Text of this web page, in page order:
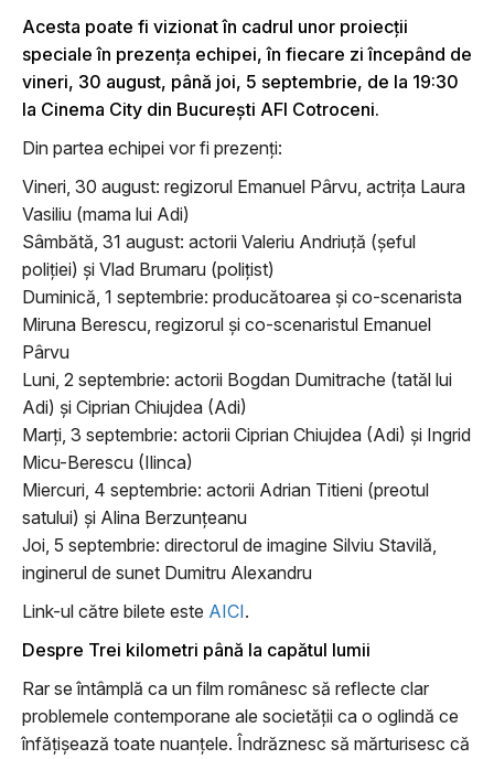
Acesta poate fi vizionat în cadrul unor proiecții
speciale în prezența echipei, în fiecare zi începând de
vineri, 30 august, până joi, 5 septembrie, de la 19:30
la Cinema City din București AFI Cotroceni.
Din partea echipei vor fi prezenți:
Vineri, 30 august: regizorul Emanuel Pârvu, actrița Laura
Vasiliu (mama lui Adi)
Sâmbătă, 31 august: actorii Valeriu Andriuță (șeful
poliției) și Vlad Brumaru (polițist)
Duminică, 1 septembrie: producătoarea și co-scenarista
Miruna Berescu, regizorul și co-scenaristul Emanuel
Pârvu
Luni, 2 septembrie: actorii Bogdan Dumitrache (tatăl lui
Adi) și Ciprian Chiujdea (Adi)
Marți, 3 septembrie: actorii Ciprian Chiujdea (Adi) și Ingrid
Micu-Berescu (Ilinca)
Miercuri, 4 septembrie: actorii Adrian Titieni (preotul
satului) și Alina Berzunțeanu
Joi, 5 septembrie: directorul de imagine Silviu Stavilă,
inginerul de sunet Dumitru Alexandru
Link-ul către bilete este AICI.
Despre Trei kilometri până la capătul lumii
Rar se întâmplă ca un film românesc să reflecte clar
problemele contemporane ale societății ca o oglindă ce
înfățișează toate nuanțele. Îndrăznesc să mărturisesc că